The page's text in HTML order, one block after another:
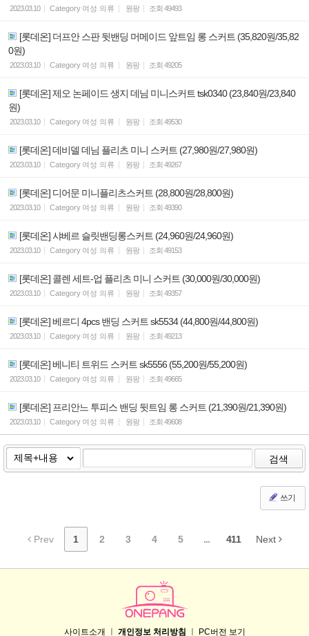
2023.03.10 Category 여성 의류 원팡 조회 49493
[롯데온] 더프안 스판 뒷밴딩 머메이드 앞트임 롱 스커트 (35,820원/35,82
0원)
2023.03.10 Category 여성 의류 원팡 조회 49205
[롯데온] 제오 논페이드 생지 데님 미니스커트 tsk0340 (23,840원/23,840
원)
2023.03.10 Category 여성 의류 원팡 조회 49530
[롯데온] 데비델 데님 플리츠 미니 스커트 (27,980원/27,980원)
2023.03.10 Category 여성 의류 원팡 조회 49267
[롯데온] 디어문 미니플리츠스커트 (28,800원/28,800원)
2023.03.10 Category 여성 의류 원팡 조회 49390
[롯데온] 샤베르 슬릿밴딩롱스커트 (24,960원/24,960원)
2023.03.10 Category 여성 의류 원팡 조회 49153
[롯데온] 콜렌 세트-업 플리츠 미니 스커트 (30,000원/30,000원)
2023.03.10 Category 여성 의류 원팡 조회 49357
[롯데온] 베르디 4pcs 밴딩 스커트 sk5534 (44,800원/44,800원)
2023.03.10 Category 여성 의류 원팡 조회 49213
[롯데온] 베니티 트위드 스커트 sk5556 (55,200원/55,200원)
2023.03.10 Category 여성 의류 원팡 조회 49665
[롯데온] 프리안느 투피스 밴딩 뒷트임 롱 스커트 (21,390원/21,390원)
2023.03.10 Category 여성 의류 원팡 조회 49608
검색
쓰기
Prev 1 2 3 4 5 ... 411 Next
사이트소개 ㅣ 개인정보 처리방침 ㅣ PC버전 보기